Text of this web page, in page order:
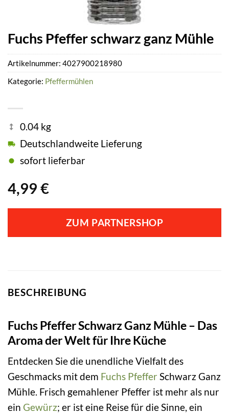
Fuchs Pfeffer schwarz ganz Mühle
4,99 €
0.04 kg
Deutschlandweite Lieferung
sofort lieferbar
ZUM PARTNERSHOP
Artikelnummer: 4027900218980
Kategorie: Pfeffermühlen
BESCHREIBUNG
Fuchs Pfeffer Schwarz Ganz Mühle – Das
Aroma der Welt für Ihre Küche
Entdecken Sie die unendliche Vielfalt des
Geschmacks mit dem Fuchs Pfeffer Schwarz Ganz
Mühle. Frisch gemahlener Pfeffer ist mehr als nur
ein Gewürz; er ist eine Reise für die Sinne, ein